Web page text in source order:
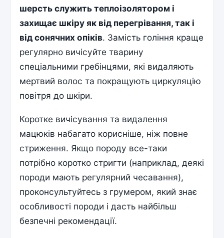
шерсть служить теплоізолятором і
захищає шкіру як від перегрівання, так і
від сонячних опіків. Замість гоління краще
регулярно вичісуйте тварину
спеціальними гребінцями, які видаляють
мертвий волос та покращують циркуляцію
повітря до шкіри.
Коротке вичісування та видалення
мацюків набагато корисніше, ніж повне
стриження. Якщо породу все-таки
потрібно коротко стригти (наприклад, деякі
породи мають регулярний чесавання),
проконсультуйтесь з грумером, який знає
особливості породи і дасть найбільш
безпечні рекомендації.